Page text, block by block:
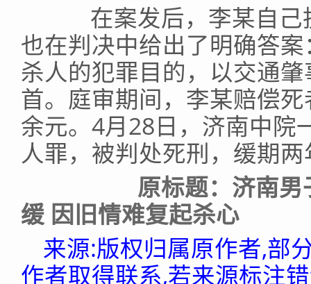
在案发后，李某自己
也在判决中给出了明确答
杀人的犯罪目的，以交通
首。庭审期间，李某赔偿
余元。4月28日，济南中院
人罪，被判处死刑，缓期
原标题：济南男
缓 因旧情难复起杀心
来源:版权归属原作者,部
作者取得联系,若来源标注